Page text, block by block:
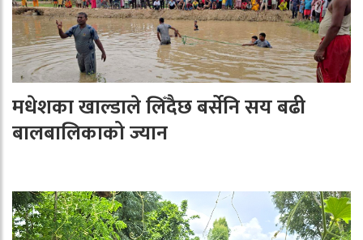
मधेशका खाल्डाले लिँदैछ बर्सेनि सय बढी
बालबालिकाको ज्यान